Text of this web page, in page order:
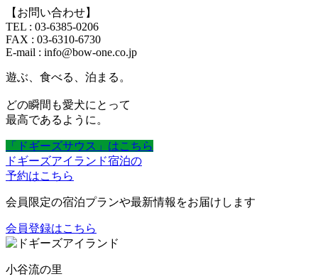
【お問い合わせ】
TEL : 03-6385-0206
FAX : 03-6310-6730
E-mail : info@bow-one.co.jp
遊ぶ、食べる、泊まる。
どの瞬間も愛犬にとって
最高であるように。
「ドギーズサウス」はこちら
ドギーズアイランド宿泊の
予約はこちら
会員限定の宿泊プランや最新情報をお届けします
会員登録はこちら
小谷流の里